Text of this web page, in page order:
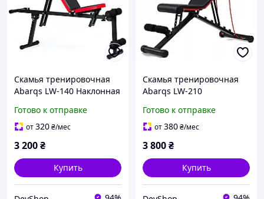
Скамья тренировочная
Abarqs LW-140 Наклонная
Скамья для упражнений
Лавка для тренировок
Готово к отправке
от320₴/мес
3 200₴
Купить
Скамья тренировочная
Abarqs LW-210
тренировочный стенд
Спортивная скамья для
Готово к отправке
от380₴/мес
3 800₴
Купить